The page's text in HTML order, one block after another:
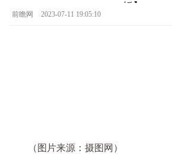
析】
前瞻网 2023-07-11 19:05:10
（图片来源：摄图网）